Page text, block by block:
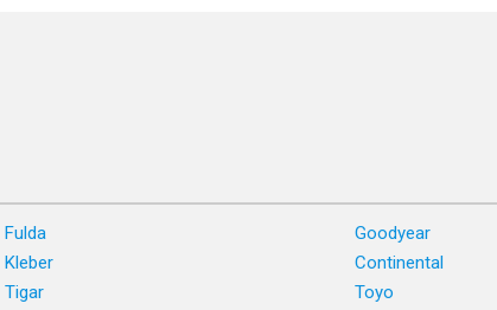
Fulda
Goodyear
Kleber
Continental
Tigar
Toyo